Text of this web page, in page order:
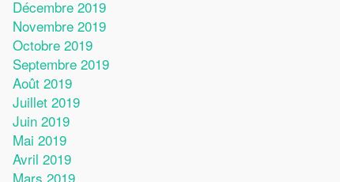
Décembre 2019
Novembre 2019
Octobre 2019
Septembre 2019
Août 2019
Juillet 2019
Juin 2019
Mai 2019
Avril 2019
Mars 2019